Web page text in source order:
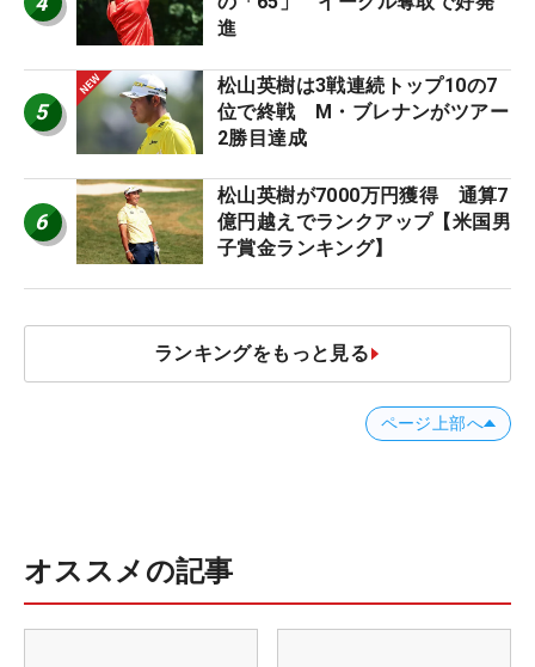
進
5
松山英樹は3戦連続トップ10の7
位で終戦 M・ブレナンがツアー
2勝目達成
6
松山英樹が7000万円獲得 通算7
億円越えでランクアップ【米国男
子賞金ランキング】
ランキングをもっと見る
ページ上部へ
オススメの記事